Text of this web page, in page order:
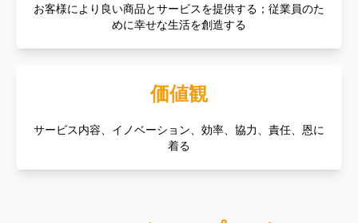
お客様により良い商品とサービスを提供する；従業員のた
めに幸せな生活を創造する
価値観
サービス内容、イノベーション、効率、協力、責任、恩に
着る